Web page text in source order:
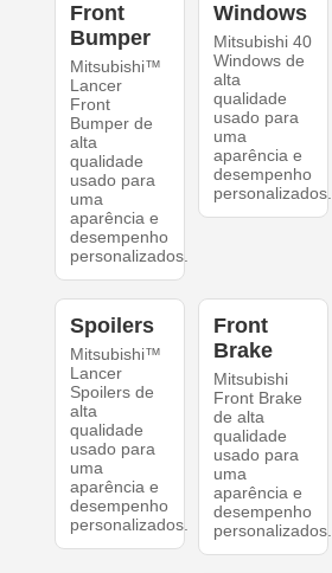
Front
Bumper
Mitsubishi™
Lancer
Front
Bumper de
alta
qualidade
usado para
uma
aparência e
desempenho
personalizados.
Windows
Mitsubishi 40
Windows de
alta
qualidade
usado para
uma
aparência e
desempenho
personalizados.
Spoilers
Mitsubishi™
Lancer
Spoilers de
alta
qualidade
usado para
uma
aparência e
desempenho
personalizados.
Front
Brake
Mitsubishi
Front Brake
de alta
qualidade
usado para
uma
aparência e
desempenho
personalizados.